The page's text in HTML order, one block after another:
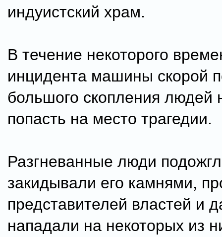
индуистский храм.
В течение некоторого
инцидента машины скорой
большого скопления людей
попасть на место трагедии.
Разгневанные люди
закидывали его камнями,
представителей властей и
нападали на некоторых из